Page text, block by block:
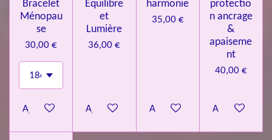
Bracelet
Ménopau
se
30,00 €
Ajouter au panier
Équilibre
et
Lumière
36,00 €
Ajouter au panier
harmonie
35,00 €
Ajouter au panier
protectio
n ancrage
&
apaiseme
nt
40,00 €
Ajouter au